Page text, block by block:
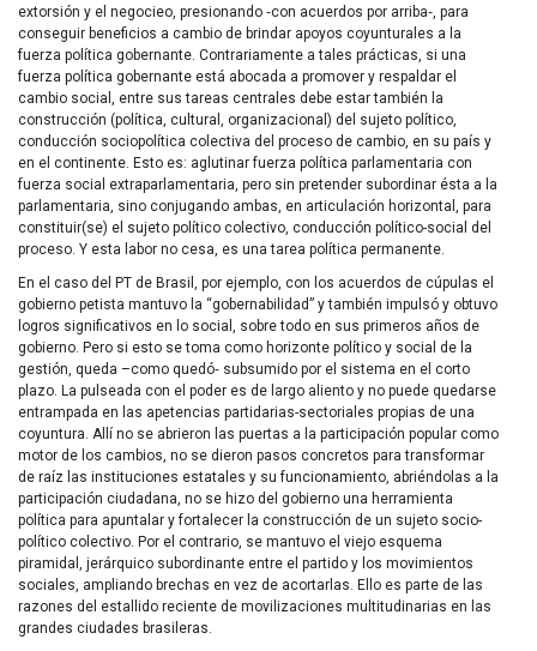
extorsión y el negocieo, presionando ‑con acuerdos por arriba‑, para
conseguir beneficios a cambio de brindar apoyos coyunturales a la
fuerza política gobernante. Contrariamente a tales prácticas, si una
fuerza política gobernante está abocada a promover y respaldar el
cambio social, entre sus tareas centrales debe estar también la
construcción (política, cultural, organizacional) del sujeto político,
conducción sociopolítica colectiva del proceso de cambio, en su país y
en el continente. Esto es: aglutinar fuerza política parlamentaria con
fuerza social extraparlamentaria, pero sin pretender subordinar ésta a la
parlamentaria, sino conjugando ambas, en articulación horizontal, para
constituir(se) el sujeto político colectivo, conducción político-social del
proceso. Y esta labor no cesa, es una tarea política permanente.
En el caso del PT de Brasil, por ejemplo, con los acuerdos de cúpulas el
gobierno petista mantuvo la “gobernabilidad” y también impulsó y obtuvo
logros significativos en lo social, sobre todo en sus primeros años de
gobierno. Pero si esto se toma como horizonte político y social de la
gestión, queda –como quedó‑ subsumido por el sistema en el corto
plazo. La pulseada con el poder es de largo aliento y no puede quedarse
entrampada en las apetencias partidarias-sectoriales propias de una
coyuntura. Allí no se abrieron las puertas a la participación popular como
motor de los cambios, no se dieron pasos concretos para transformar
de raíz las instituciones estatales y su funcionamiento, abriéndolas a la
participación ciudadana, no se hizo del gobierno una herramienta
política para apuntalar y fortalecer la construcción de un sujeto socio-
político colectivo. Por el contrario, se mantuvo el viejo esquema
piramidal, jerárquico subordinante entre el partido y los movimientos
sociales, ampliando brechas en vez de acortarlas. Ello es parte de las
razones del estallido reciente de movilizaciones multitudinarias en las
grandes ciudades brasileras.